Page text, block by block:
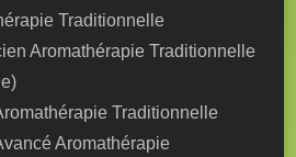
Traditionnelle
Aromathérapie Traditionnelle
Traditionnelle
Aromathérapie